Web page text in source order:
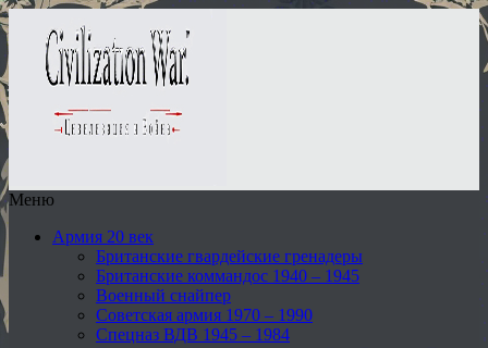
Меню
Армия 20 век
Британские гвардейские гренадеры
Британские коммандос 1940 – 1945
Военный снайпер
Советская армия 1970 – 1990
Спецназ ВДВ 1945 – 1984